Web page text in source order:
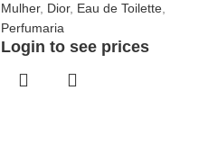
Mulher, Dior, Eau de Toilette
Perfumaria
Login to see prices